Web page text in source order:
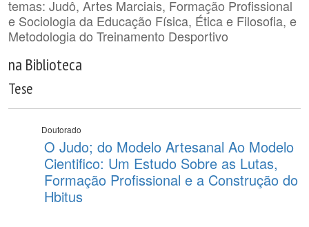
temas: Judô, Artes Marciais, Formação Profissional
e Sociologia da Educação Física, Ética e Filosofia, e
Metodologia do Treinamento Desportivo
na Biblioteca
Tese
Doutorado
O Judo; do Modelo Artesanal Ao Modelo
Cientifico: Um Estudo Sobre as Lutas,
Formação Profissional e a Construção do
Hbitus